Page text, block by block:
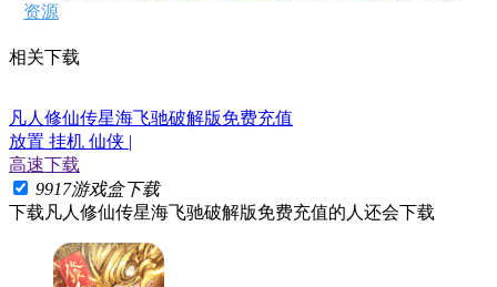
资源
相关下载
凡人修仙传星海飞驰破解版免费充值
放置 挂机 仙侠 |
高速下载
9917游戏盒下载
下载 凡人修仙传星海飞驰破解版免费充值的人还会下载